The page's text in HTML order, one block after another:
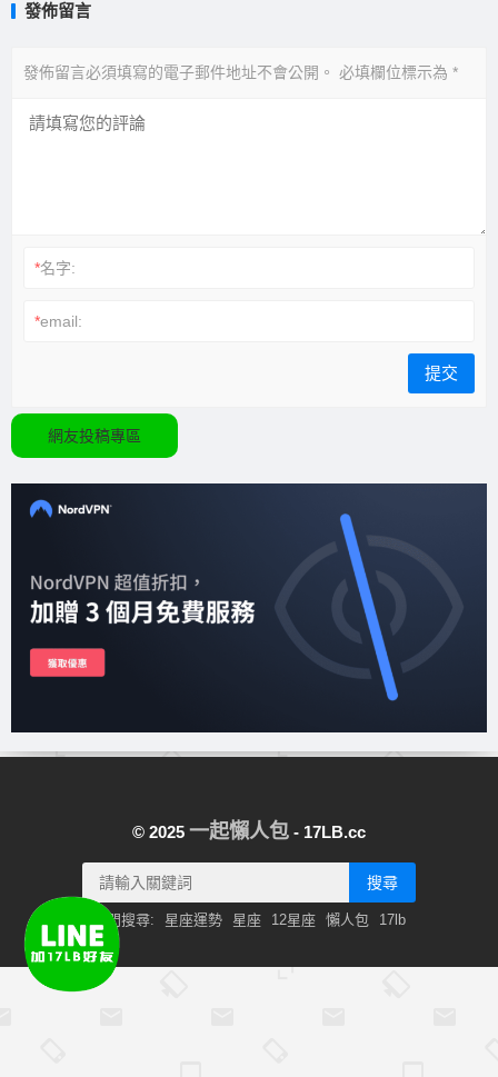
發佈留言
發佈留言必須填寫的電子郵件地址不會公開。 必填欄位標示為 *
*名字:
*email:
網友投稿專區
© 2025 一起懶人包 - 17LB.cc
搜尋
熱門搜尋: 星座運勢 星座 12星座 懶人包 17lb